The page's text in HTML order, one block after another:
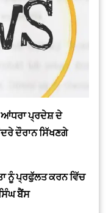
ਆਂਧਰਾ ਪ੍ਰਦੇਸ਼ ਦੇ
ਦੌਰਾਨ ਸਿੱਖਣਗੇ
ਨੂੰ ਪ੍ਰਫੁੱਲਤ ਕਰਨ ਵਿੱਚ
ਬੈਂਸ